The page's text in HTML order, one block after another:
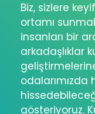
Biz, sizlere
ortamı
insanları bir
arkadaşlıklar
odalarımızda
gösteriyoruz.